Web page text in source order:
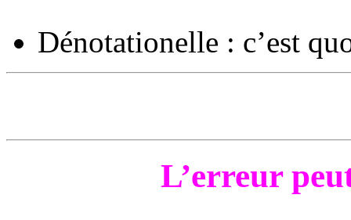
Dénotationelle : c’est
L’erreur